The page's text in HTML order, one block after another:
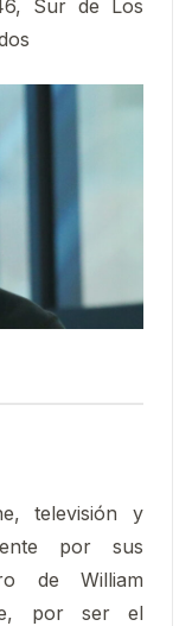
Sur de Los
televisión y
por sus
de William
por ser el